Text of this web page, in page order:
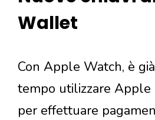
Wallet
Con Apple Watch, è
tempo utilizzare
per effettuare